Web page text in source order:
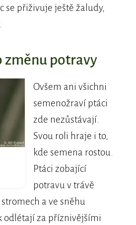
se přiživuje ještě žaludy,
změnu potravy
Ovšem ani všichni
semenožraví ptáci
zde nezůstávají.
Svou roli hraje i to,
kde semena rostou.
Ptáci zobající
potravu v trávě
a ve sněhu
odlétají za příznivějšími